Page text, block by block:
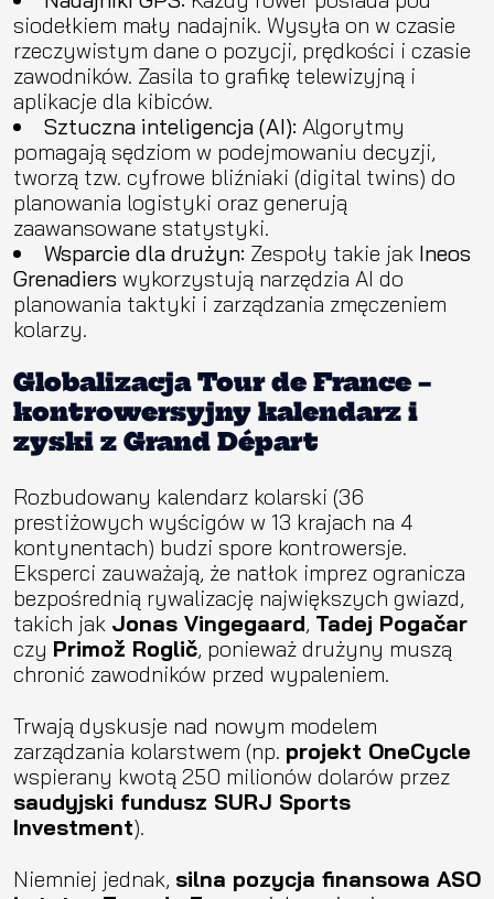
siodełkiem mały nadajnik. Wysyła on w czasie
rzeczywistym dane o pozycji, prędkości i czasie
zawodników. Zasila to grafikę telewizyjną i
aplikacje dla kibiców.
Sztuczna inteligencja (AI): Algorytmy
pomagają sędziom w podejmowaniu decyzji,
tworzą tzw. cyfrowe bliźniaki (digital twins) do
planowania logistyki oraz generują
zaawansowane statystyki.
Wsparcie dla drużyn: Zespoły takie jak Ineos
Grenadiers wykorzystują narzędzia AI do
planowania taktyki i zarządzania zmęczeniem
kolarzy.
Globalizacja Tour de France –
kontrowersyjny kalendarz i
zyski z Grand Départ
Rozbudowany kalendarz kolarski (36
prestiżowych wyścigów w 13 krajach na 4
kontynentach) budzi spore kontrowersje.
Eksperci zauważają, że natłok imprez ogranicza
bezpośrednią rywalizację największych gwiazd,
takich jak Jonas Vingegaard, Tadej Pogačar
czy Primož Roglič, ponieważ drużyny muszą
chronić zawodników przed wypaleniem.
Trwają dyskusje nad nowym modelem
zarządzania kolarstwem (np. projekt OneCycle
wspierany kwotą 250 milionów dolarów przez
saudyjski fundusz SURJ Sports
Investment).
Niemniej jednak, silna pozycja finansowa ASO